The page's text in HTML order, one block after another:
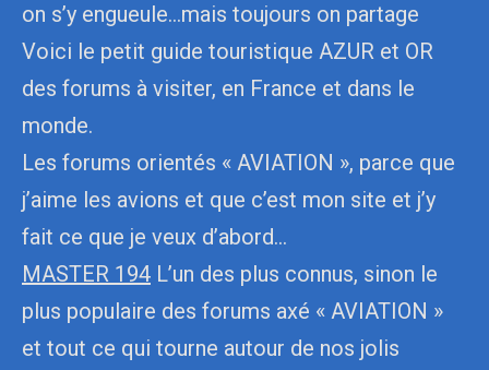
on s’y engueule…mais toujours on partage
Voici le petit guide touristique AZUR et OR
des forums à visiter, en France et dans le
monde.
Les forums orientés « AVIATION », parce que
j’aime les avions et que c’est mon site et j’y
fait ce que je veux d’abord…
MASTER 194 L’un des plus connus, sinon le
plus populaire des forums axé « AVIATION »
et tout ce qui tourne autour de nos jolis